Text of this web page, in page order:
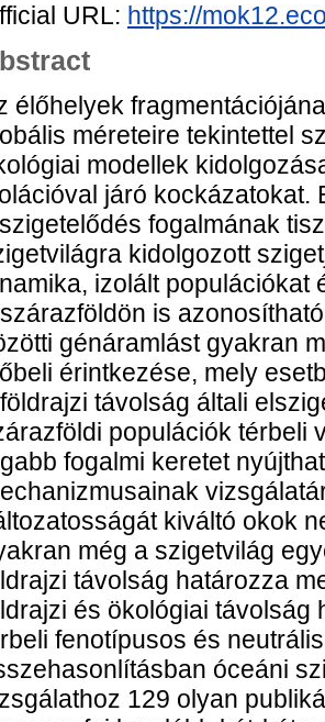
URL: https://
élőhelyek
méreteire tekintettel
modellek
járó kockázatokat.
fogalmának
kidolgozott
izolált populációkat
is
génáramlást gyakran
érintkezése, mely
távolság általi
populációk térbeli
fogalmi keretet
kiváltó okok
még a szigetvilág
távolság határozza
és ökológiai távolság
fenotípusos és
óceáni
129 olyan